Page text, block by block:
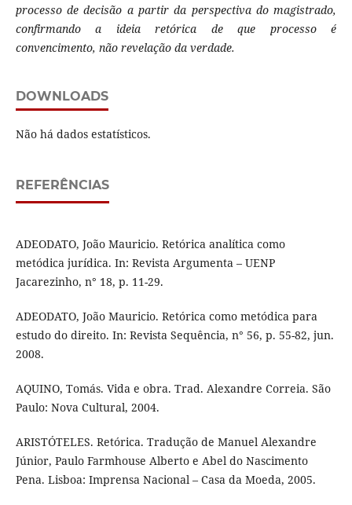
processo de decisão a partir da perspectiva do magistrado,
confirmando a ideia retórica de que processo é
convencimento, não revelação da verdade.
DOWNLOADS
Não há dados estatísticos.
REFERÊNCIAS
ADEODATO, João Mauricio. Retórica analítica como
metódica jurídica. In: Revista Argumenta – UENP
Jacarezinho, n° 18, p. 11-29.
ADEODATO, João Mauricio. Retórica como metódica para
estudo do direito. In: Revista Sequência, n° 56, p. 55-82, jun.
2008.
AQUINO, Tomás. Vida e obra. Trad. Alexandre Correia. São
Paulo: Nova Cultural, 2004.
ARISTÓTELES. Retórica. Tradução de Manuel Alexandre
Júnior, Paulo Farmhouse Alberto e Abel do Nascimento
Pena. Lisboa: Imprensa Nacional – Casa da Moeda, 2005.